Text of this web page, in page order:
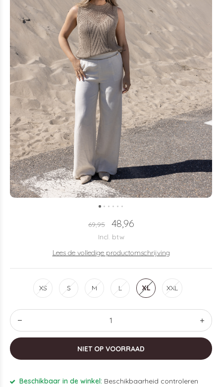
69,95 48,96
Incl. btw
Lees de volledige productomschrijving
XS S M L XL XXL
NIET OP VOORRAAD
Beschikbaar in de winkel: Beschikbaarheid controleren